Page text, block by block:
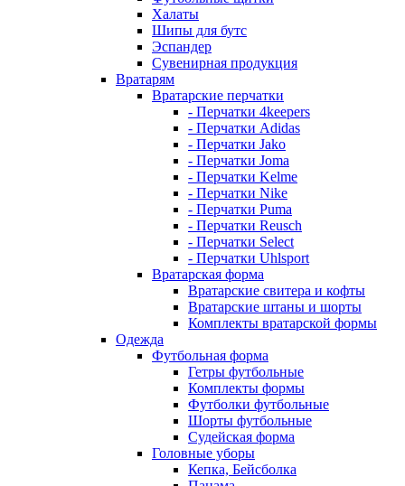
Халаты
Шипы для бутс
Эспандер
Сувенирная продукция
Вратарям
Вратарские перчатки
- Перчатки 4keepers
- Перчатки Adidas
- Перчатки Jako
- Перчатки Joma
- Перчатки Kelme
- Перчатки Nike
- Перчатки Puma
- Перчатки Reusch
- Перчатки Select
- Перчатки Uhlsport
Вратарская форма
Вратарские свитера и кофты
Вратарские штаны и шорты
Комплекты вратарской формы
Одежда
Футбольная форма
Гетры футбольные
Комплекты формы
Футболки футбольные
Шорты футбольные
Судейская форма
Головные уборы
Кепка, Бейсболка